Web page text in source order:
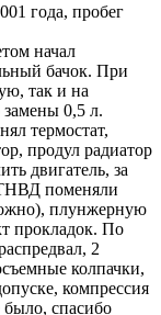
года, пробег
начал
бачок. При
так и на
0,5 л.
термостат,
продул радиатор
двигатель, за
поменяли
плунжерную
прокладок. По
2
колпачки,
компрессия
было, спасибо